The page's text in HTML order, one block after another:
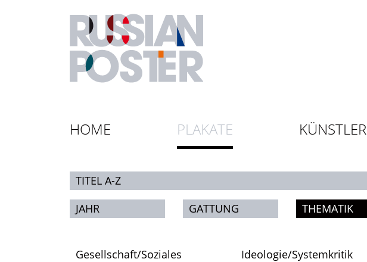
HOME PLAKATE KÜNSTLER
TITEL A-Z
JAHR
GATTUNG THEMATIK
Gesellschaft/Soziales Ideologie/Systemkritik